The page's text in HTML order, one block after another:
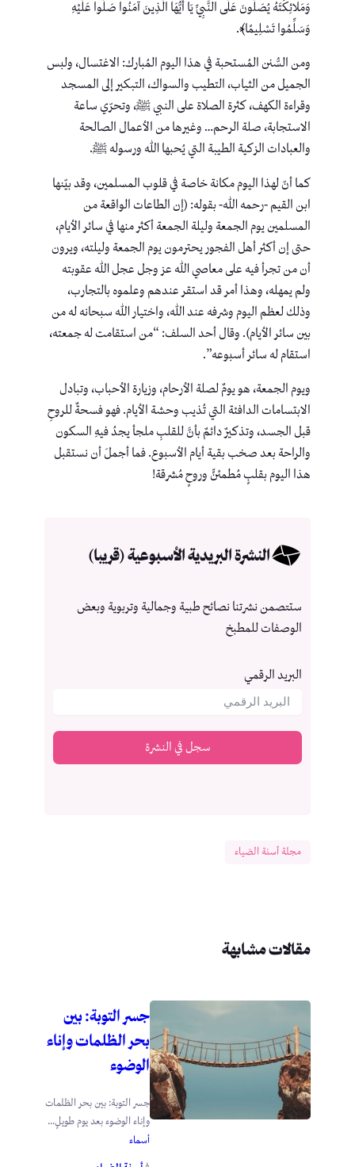
وَمَلائِكَتَهُ يُصَلُّونَ عَلَى النَّبِيِّ يَا أَيُّهَا الَّذِينَ آمَنُوا صَلُّوا عَلَيْهِ
وَسَلِّمُوا تَسْلِيمًا﴾.
ومن السُّنن المُستحبة في هذا اليوم المُبارك: الاغتسال، ولبس
الجميل من الثياب، التطيب والسواك، التبكير إلى المسجد
وقراءة الكهف، كثرة الصلاة على النبي ﷺ، وتحرّي ساعة
الاستجابة، صلة الرحم… وغيرها من الأعمال الصالحة
والعبادات الزكية الطيبة التي يُحبها الله ورسوله ﷺ.
كما أنّ لهذا اليوم مكانة خاصة في قلوب المسلمين، وقد بيّنها
ابن القيم -رحمه الله- بقوله: (إن الطاعات الواقعة من
المسلمين يوم الجمعة وليلة الجمعة أكثر منها في سائر الأيام،
حتى إن أكثر أهل الفجور يحترمون يوم الجمعة وليلته، ويرون
أن من تجرأ فيه على معاصي الله عز وجل عجل الله عقوبته
ولم يمهله، وهذا أمر قد استقر عندهم وعلموه بالتجارب،
وذلك لعظم اليوم وشرفه عند الله، واختيار الله سبحانه له من
بين سائر الأيام). وقال أحد السلف: “من استقامت له جمعته،
استقام له سائر أسبوعه”.
ويوم الجمعة، هو يومٌ لصلة الأرحام، وزيارة الأحباب، وتبادل
الابتسامات الدافئة التي تُذيب وحشة الأيام. فهو فسحةٌ للروحِ
قبل الجسد، وتذكيرٌ دائمٌ بأنَّ للقلبِ ملجأ يجدُ فيهِ السكون
والراحة بعد صخب بقية أيام الأسبوع. فما أجملَ أن نستقبل
هذا اليوم بقلبٍ مُطمئنٍّ وروحٍ مُشرقة!
النشرة البريدية الأسبوعية (قريبا)
ستتصمن نشرتنا نصائح طبية وجمالية وتربوية وبعض
الوصفات للمطبخ
البريد الرقمي
سجل في النشرة
مجلة أسنة الضياء
مقالات مشابهة
جسر التوبة: بين
بحر الظلمات وإناء
الوضوء
جسر التوبة: بين بحر الظلمات
وإناء الوضوء بعد يوم طويلٍ...
أسماء